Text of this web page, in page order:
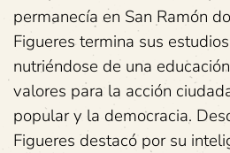
permanecía en San Ramón
Figueres termina sus
nutriéndose de una
valores para la acción
popular y la democracia.
Figueres destacó por su